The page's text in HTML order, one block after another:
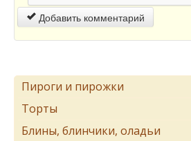
Добавить комментарий
Пироги и пирожки
Торты
Блины, блинчики, оладьи